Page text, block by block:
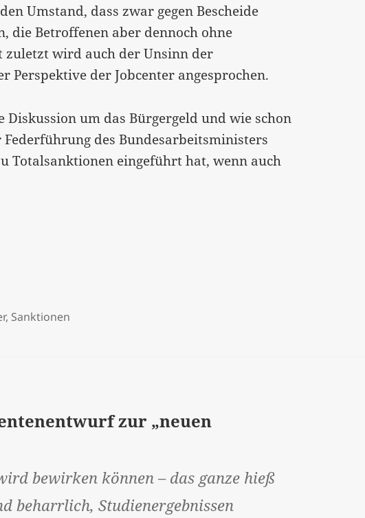
Umstand, dass zwar gegen Bescheide
die Betroffenen aber dennoch ohne
zuletzt wird auch der Unsinn der
Perspektive der Jobcenter angesprochen.
um das Bürgergeld und wie schon
des Bundesarbeitsministers
Totalsanktionen eingeführt hat, wenn auch
, Sanktionen
zur „neuen
bewirken können – das ganze hieß
beharrlich, Studienergebnissen